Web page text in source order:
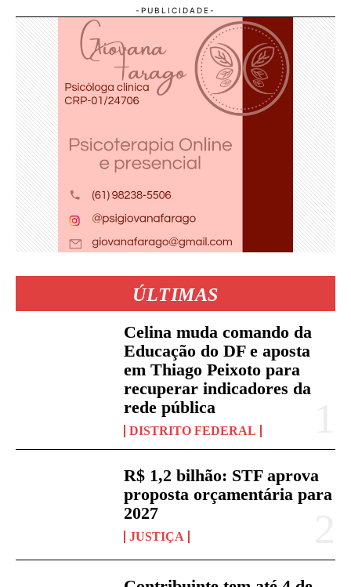
ÚLTIMAS
Celina muda comando da
Educação do DF e aposta
em Thiago Peixoto para
recuperar indicadores da
rede pública
DISTRITO FEDERAL
R$ 1,2 bilhão: STF aprova
proposta orçamentária para
2027
JUSTIÇA